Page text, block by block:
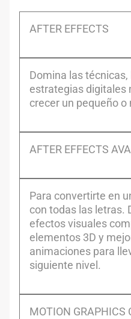
AFTER EFFECTS
Domina las
estrategias digitales
crecer un pequeño
AFTER EFFECTS
Para convertirte en
con todas las letras.
efectos visuales
elementos 3D y
animaciones para
siguiente nivel.
MOTION GRAPHICS